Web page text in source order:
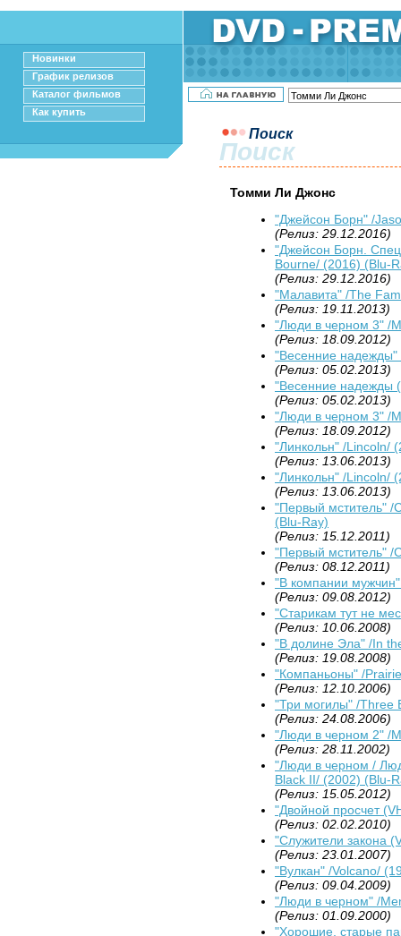
Новинки
График релизов
Каталог фильмов
Как купить
Поиск
Поиск
Томми Ли Джонс
"Джейсон Борн" /
(Релиз: 29.12.2016)
"Джейсон Борн.
Bourne/ (2016) (Blu-
(Релиз: 29.12.2016)
"Малавита" /The
(Релиз: 19.11.2013)
"Люди в черном 3" /
(Релиз: 18.09.2012)
"Весенние надежды"
(Релиз: 05.02.2013)
"Весенние надежды
(Релиз: 05.02.2013)
"Люди в черном 3" /
(Релиз: 18.09.2012)
"Линкольн" /Lincoln/
(Релиз: 13.06.2013)
"Линкольн" /Lincoln/
(Релиз: 13.06.2013)
"Первый мститель" /
(Blu-Ray)
(Релиз: 15.12.2011)
"Первый мститель" /
(Релиз: 08.12.2011)
"В компании
(Релиз: 09.08.2012)
"Старикам тут не
(Релиз: 10.06.2008)
"В долине Эла" /In
(Релиз: 19.08.2008)
"Компаньоны" /
(Релиз: 12.10.2006)
"Три могилы" /Three
(Релиз: 24.08.2006)
"Люди в черном 2" /
(Релиз: 28.11.2002)
"Люди в черном /
Black II/ (2002) (Blu-
(Релиз: 15.05.2012)
"Двойной просчет
(Релиз: 02.02.2010)
"Служители закона
(Релиз: 23.01.2007)
"Вулкан" /Volcano/
(Релиз: 09.04.2009)
"Люди в черном" /
(Релиз: 01.09.2000)
"Хорошие, старые